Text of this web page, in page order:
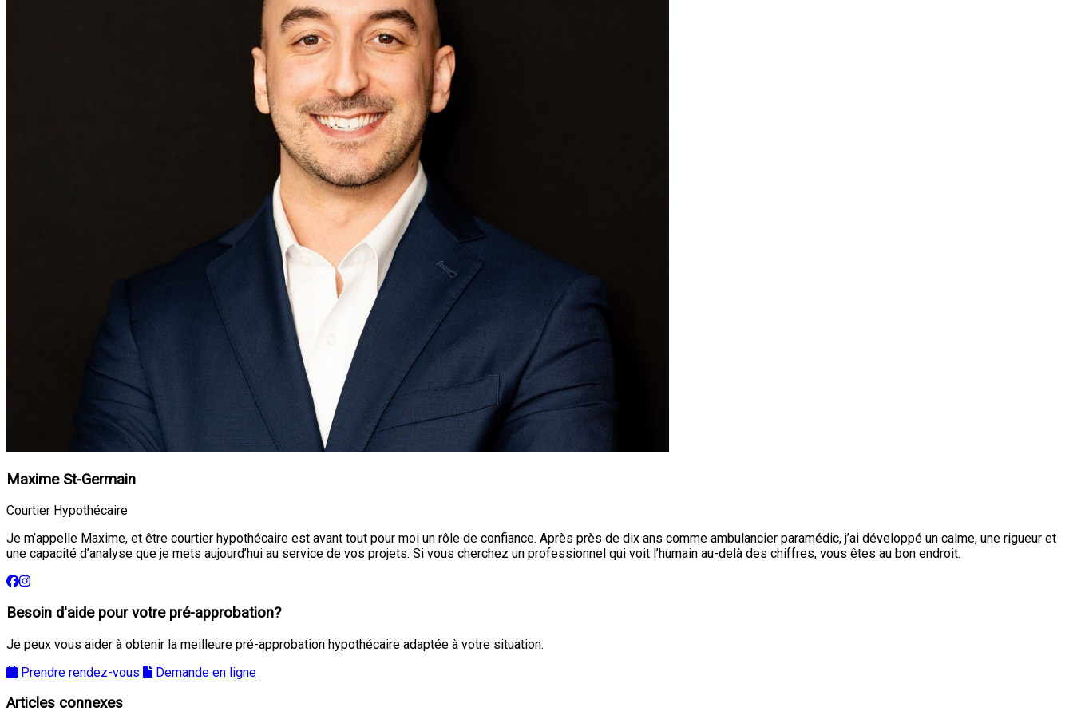
Maxime St-Germain
Courtier Hypothécaire
Je m’appelle Maxime, et être courtier hypothécaire est avant tout pour moi un rôle de confiance. Après près de dix ans comme ambulancier paramédic, j’ai développé un calme, une rigueur et
une capacité d’analyse que je mets aujourd’hui au service de vos projets. Si vous cherchez un professionnel qui voit l’humain au-delà des chiffres, vous êtes au bon endroit.
Besoin d'aide pour votre pré-approbation?
Je peux vous aider à obtenir la meilleure pré-approbation hypothécaire adaptée à votre situation.
Prendre rendez-vous
Demande en ligne
Articles connexes